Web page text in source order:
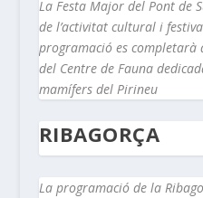
La Festa Major del Pont de
de l’activitat cultural i
programació es
del Centre de Fauna
mamífers del Pirineu
RIBAGORÇA
La programació de la